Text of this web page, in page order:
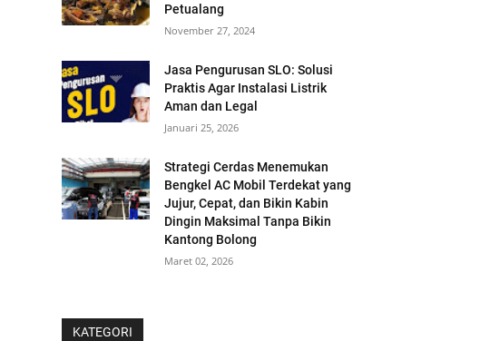
Petualang
November 27, 2024
Jasa Pengurusan SLO: Solusi
Praktis Agar Instalasi Listrik
Aman dan Legal
Januari 25, 2026
Strategi Cerdas Menemukan
Bengkel AC Mobil Terdekat yang
Jujur, Cepat, dan Bikin Kabin
Dingin Maksimal Tanpa Bikin
Kantong Bolong
Maret 02, 2026
KATEGORI